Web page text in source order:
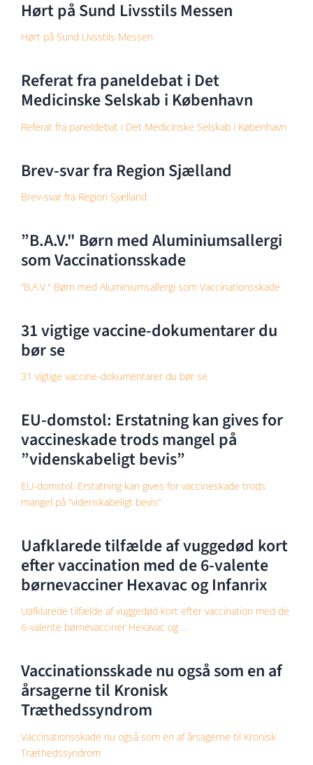
Hørt på Sund Livsstils Messen
Hørt på Sund Livsstils Messen
Referat fra paneldebat i Det
Medicinske Selskab i København
Referat fra paneldebat i Det Medicinske Selskab i København
Brev-svar fra Region Sjælland
Brev-svar fra Region Sjælland
”B.A.V." Børn med Aluminiumsallergi
som Vaccinationsskade
”B.A.V." Børn med Aluminiumsallergi som Vaccinationsskade
31 vigtige vaccine-dokumentarer du
bør se
31 vigtige vaccine-dokumentarer du bør se
EU-domstol: Erstatning kan gives for
vaccineskade trods mangel på
”videnskabeligt bevis”
EU-domstol: Erstatning kan gives for vaccineskade trods
mangel på ”videnskabeligt bevis”
Uafklarede tilfælde af vuggedød kort
efter vaccination med de 6-valente
børnevacciner Hexavac og Infanrix
Uafklarede tilfælde af vuggedød kort efter vaccination med de
6-valente børnevacciner Hexavac og ...
Vaccinationsskade nu også som en af
årsagerne til Kronisk
Træthedssyndrom
Vaccinationsskade nu også som en af årsagerne til Kronisk
Træthedssyndrom